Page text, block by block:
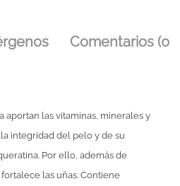
Comentarios (0)
aportan las vitaminas, minerales y
integridad del pelo y de su
Por ello, además de
las uñas. Contiene